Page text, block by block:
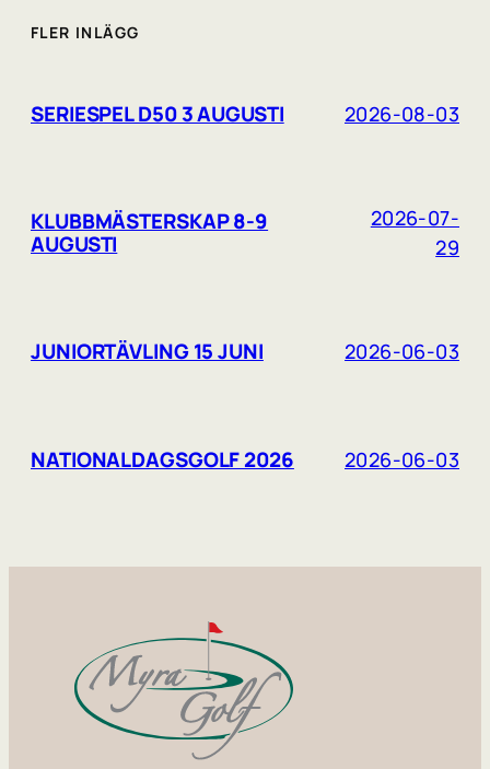
FLER INLÄGG
SERIESPEL D50 3 AUGUSTI 2026-08-03
KLUBBMÄSTERSKAP 8-9
AUGUSTI
2026-07-
29
JUNIORTÄVLING 15 JUNI 2026-06-03
NATIONALDAGSGOLF 2026 2026-06-03